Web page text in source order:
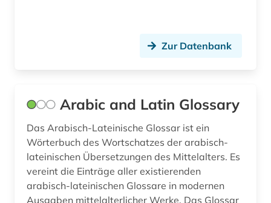
jerusalemer talmud (1)
jiddisch (1)
josephus (1)
josephus, flavius | historiker;
geschichtsschreiber (1)
Zur Datenbank
Arabic and Latin Glossary
Das Arabisch-Lateinische Glossar ist ein
Wörterbuch des Wortschatzes der arabisch-
lateinischen Übersetzungen des Mittelalters. Es
vereint die Einträge aller existierenden
arabisch-lateinischen Glossare in modernen
Ausgaben mittelalterlicher Werke. Das Glossar